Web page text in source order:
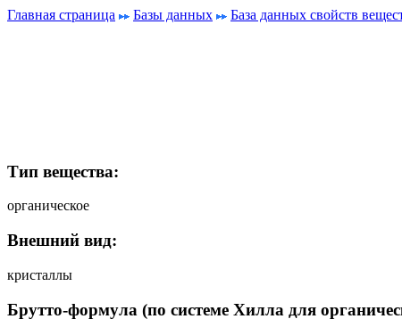
Главная страница Базы данных База данных свойств
Тип вещества:
органическое
Внешний вид:
кристаллы
Брутто-формула (по системе Хилла для